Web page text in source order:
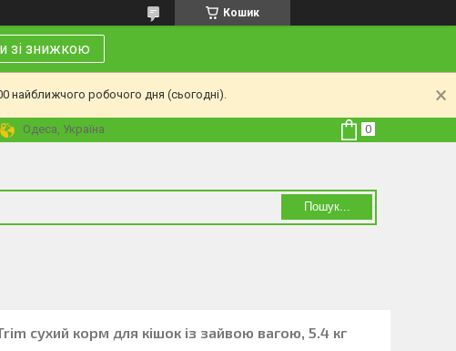
Кошик
зі знижкою
найближчого робочого дня (сьогодні).
Одеса, Україна
Пошук...
сухий корм для кішок із зайвою вагою, 5.4 кг